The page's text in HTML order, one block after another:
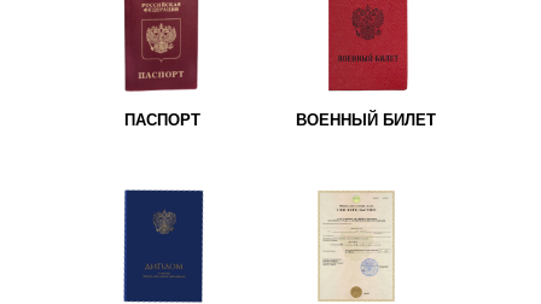
ПАСПОРТ ВОЕННЫЙ БИЛЕТ